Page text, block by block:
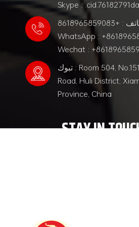
Skype :
: +8618965859083
WhatsApp :
Wechat :
تبوك : Room 504, No.151-2, Yuehua
Road, Huli District,
Province, China
STAY IN